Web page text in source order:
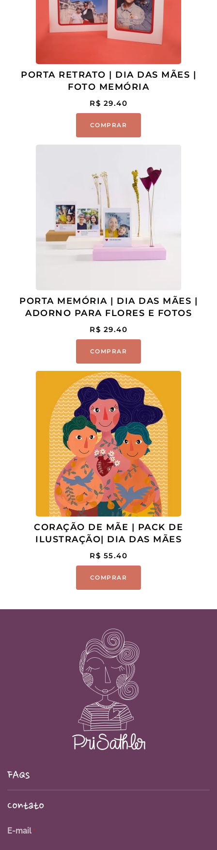
PORTA RETRATO | DIA DAS MÃES |
FOTO MEMÓRIA
R$ 29.40
COMPRAR
PORTA MEMÓRIA | DIA DAS MÃES |
ADORNO PARA FLORES E FOTOS
R$ 29.40
COMPRAR
CORAÇÃO DE MÃE | PACK DE
ILUSTRAÇÃO| DIA DAS MÃES
R$ 55.40
COMPRAR
FAQs
Contato
E-mail *